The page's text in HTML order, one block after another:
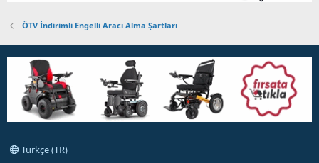
ÖTV İndirimli Engelli Aracı Alma Şartları
Türkçe (TR)